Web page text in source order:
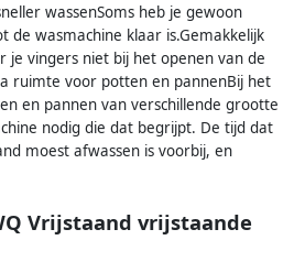
wassenSoms heb je gewoon
de wasmachine klaar is.Gemakkelijk
je vingers niet bij het openen van de
ruimte voor potten en pannenBij het
en pannen van verschillende grootte
nodig die dat begrijpt. De tijd dat
moest afwassen is voorbij, en
Vrijstaand vrijstaande